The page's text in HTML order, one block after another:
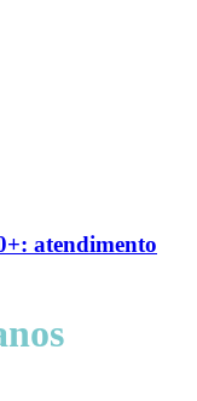
atendimento